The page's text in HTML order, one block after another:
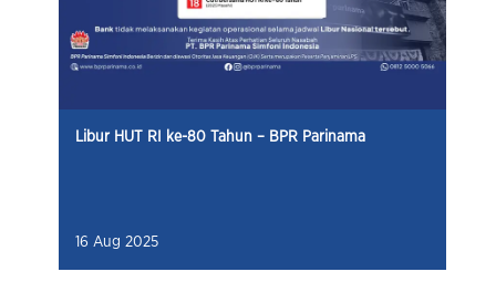
Libur HUT RI ke-80 Tahun – BPR Parinama
16 Aug 2025